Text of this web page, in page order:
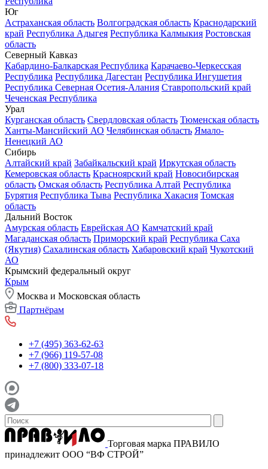
Юг
Астраханская область Волгоградская область Краснодарский
край Республика Адыгея Республика Калмыкия Ростовская
область
Северный Кавказ
Кабардино-Балкарская Республика Карачаево-Черкесская
Республика Республика Дагестан Республика Ингушетия
Республика Северная Осетия-Алания Ставропольский край
Чеченская Республика
Урал
Курганская область Свердловская область Тюменская область
Ханты-Мансийский АО Челябинская область Ямало-
Ненецкий АО
Сибирь
Алтайский край Забайкальский край Иркутская область
Кемеровская область Красноярский край Новосибирская
область Омская область Республика Алтай Республика
Бурятия Республика Тыва Республика Хакасия Томская
область
Дальний Восток
Амурская область Еврейская АО Камчатский край
Магаданская область Приморский край Республика Саха
(Якутия) Сахалинская область Хабаровский край Чукотский
АО
Крымский федеральный округ
Крым
Москва и Московская область
Партнёрам
+7 (495) 363-62-63
+7 (966) 119-57-08
+7 (800) 333-07-18
Торговая марка ПРАВИЛО
принадлежит ООО “ВФ СТРОЙ”